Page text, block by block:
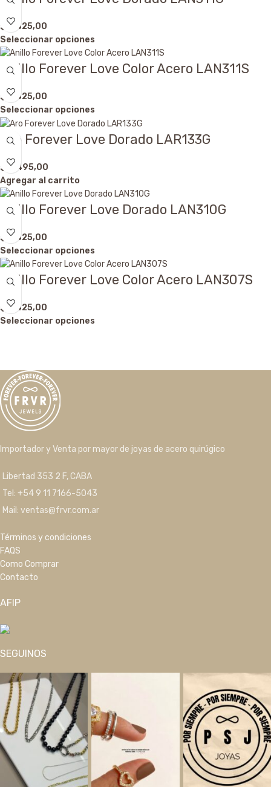
$ 5.425,00
Seleccionar opciones
Anillo Forever Love Color Acero LAN311S
$ 5.425,00
Seleccionar opciones
Aro Forever Love Dorado LAR133G
$ 4.495,00
Agregar al carrito
Anillo Forever Love Dorado LAN310G
$ 5.425,00
Seleccionar opciones
Anillo Forever Love Color Acero LAN307S
$ 5.425,00
Seleccionar opciones
Importador y Venta por mayor de joyas de acero quirúgico
Libertad 353 2 F, CABA
Tel: +54 9 11 7166-5043
Mail: ventas@frvr.com.ar
Términos y condiciones
FAQS
Como Comprar
Contacto
AFIP
SEGUINOS